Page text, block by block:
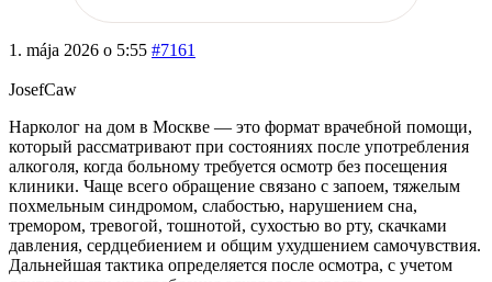
1. mája 2026 o 5:55 #7161
JosefCaw
Нарколог на дом в Москве — это формат врачебной помощи,
который рассматривают при состояниях после употребления
алкоголя, когда больному требуется осмотр без посещения
клиники. Чаще всего обращение связано с запоем, тяжелым
похмельным синдромом, слабостью, нарушением сна,
тремором, тревогой, тошнотой, сухостью во рту, скачками
давления, сердцебиением и общим ухудшением самочувствия.
Дальнейшая тактика определяется после осмотра, с учетом